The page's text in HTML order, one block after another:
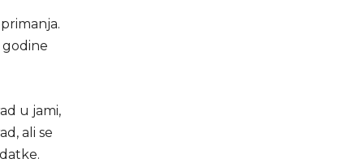
godine
u jami,
ali se